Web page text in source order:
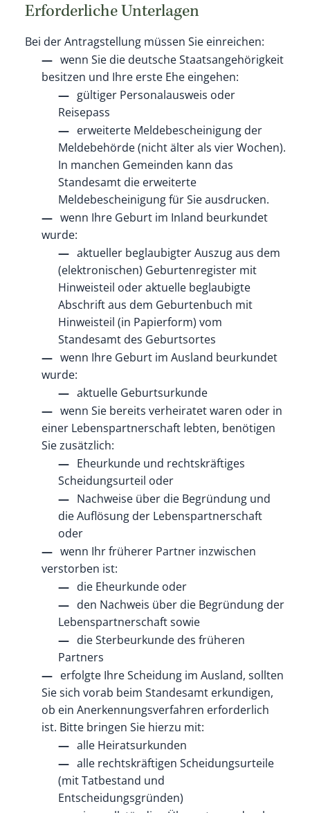
Erforderliche Unterlagen
Bei der Antragstellung müssen Sie einreichen:
wenn Sie die deutsche Staatsangehörigkeit
besitzen und Ihre erste Ehe eingehen:
gültiger Personalausweis oder
Reisepass
erweiterte Meldebescheinigung der
Meldebehörde (nicht älter als vier Wochen).
In manchen Gemeinden kann das
Standesamt die erweiterte
Meldebescheinigung für Sie ausdrucken.
wenn Ihre Geburt im Inland beurkundet
wurde:
aktueller beglaubigter Auszug aus dem
(elektronischen) Geburtenregister mit
Hinweisteil oder aktuelle beglaubigte
Abschrift aus dem Geburtenbuch mit
Hinweisteil (in Papierform) vom
Standesamt des Geburtsortes
wenn Ihre Geburt im Ausland beurkundet
wurde:
​​​​​aktuelle Geburtsurkunde
wenn Sie bereits verheiratet waren oder in
einer Lebenspartnerschaft lebten, benötigen
Sie zusätzlich:
Eheurkunde und rechtskräftiges
Scheidungsurteil oder
Nachweise über die Begründung und
die Auflösung der Lebenspartnerschaft
oder
wenn Ihr früherer Partner inzwischen
verstorben ist:
die Eheurkunde oder
den Nachweis über die Begründung der
Lebenspartnerschaft sowie
die Sterbeurkunde des früheren
Partners
erfolgte Ihre Scheidung im Ausland, sollten
Sie sich vorab beim Standesamt erkundigen,
ob ein Anerkennungsverfahren erforderlich
ist. Bitte bringen Sie hierzu mit:
alle Heiratsurkunden
alle rechtskräftigen Scheidungsurteile
(mit Tatbestand und
Entscheidungsgründen)